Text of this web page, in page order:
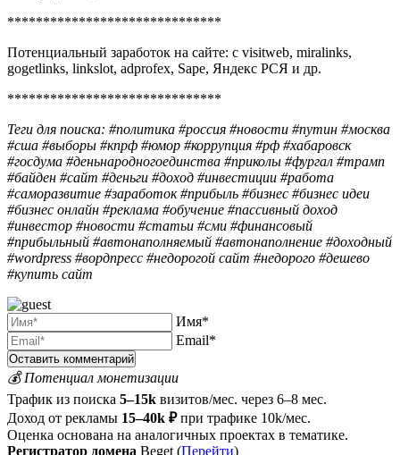
******************************
Потенциальный заработок на сайте: с visitweb, miralinks,
gogetlinks, linkslot, adprofex, Sape, Яндекс РСЯ и др.
******************************
Теги для поиска: #политика #россия #новости #путин #москва
#сша #выборы #кпрф #юмор #коррупция #рф #хабаровск
#госдума #деньнародногоединства #приколы #фургал #трамп
#байден #сайт #деньги #доход #инвестиции #работа
#саморазвитие #заработок #прибыль #бизнес #бизнес идеи
#бизнес онлайн #реклама #обучение #пассивный доход
#инвестор #новости #статьи #сми #финансовый
#прибыльный #автонаполняемый #автонаполнение #доходный
#wordpress #вордпресс #недорогой сайт #недорого #дешево
#купить сайт
Имя*
Email*
💰 Потенциал монетизации
Трафик из поиска 5–15k визитов/мес. через 6–8 мес.
Доход от рекламы 15–40k ₽ при трафике 10k/мес.
Оценка основана на аналогичных проектах в тематике.
Регистратор домена Beget (Перейти)